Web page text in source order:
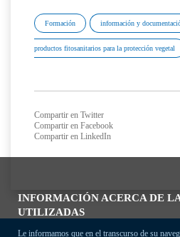
INFORMACIÓN ACERCA DE
UTILIZADAS
Le informamos que en el transcurso de su
Formación información y
productos fitosanitarios para la protección vegetal
Compartir en Twitter
Compartir en Facebook
Compartir en LinkedIn